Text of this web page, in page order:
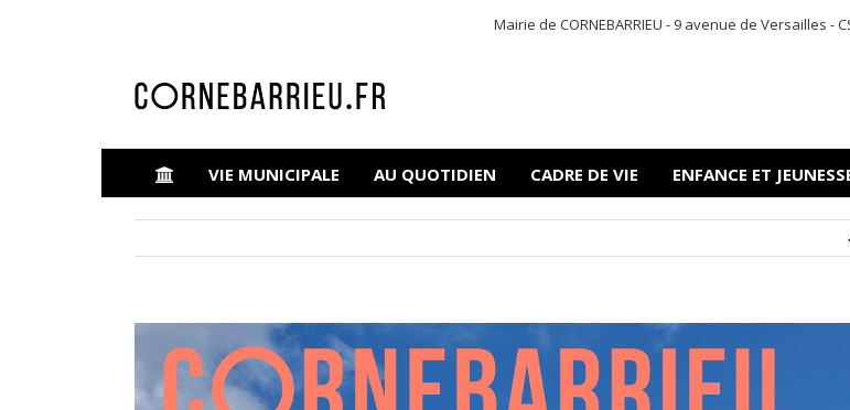
Mairie de CORNEBARRIEU - 9 avenue de Versailles -
VIE MUNICIPALE AU QUOTIDIEN CADRE DE VIE ENFANCE ET